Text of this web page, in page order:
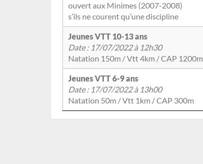
ouvert aux Minimes (2007-2008)
s’ils ne courent qu’une discipline
Jeunes VTT 10-13 ans
Date : 17/07/2022 à 12h30
Natation 150m / Vtt 4km / CAP 1200m
Jeunes VTT 6-9 ans
Date : 17/07/2022 à 13h00
Natation 50m / Vtt 1km / CAP 300m